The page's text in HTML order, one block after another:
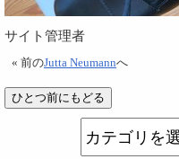
サイト管理者
« 前のJutta Neumannへ